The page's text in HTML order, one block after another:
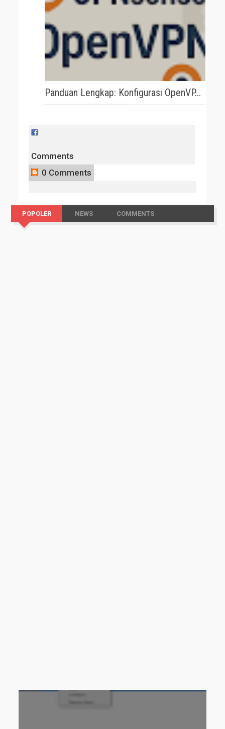
Panduan Lengkap: Konfigurasi OpenVP...
Comments
0 Comments
POPOLER NEWS COMMENTS